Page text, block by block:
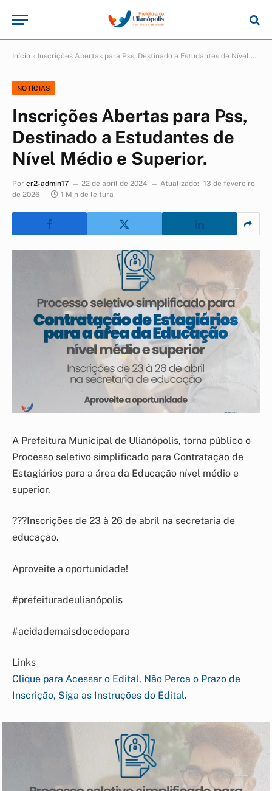
Início » Inscrições Abertas para Pss, Destinado a Estudantes de Nível Médio e Superior.
NOTÍCIAS
Inscrições Abertas para Pss,
Destinado a Estudantes de
Nível Médio e Superior.
Por cr2-admin17 22 de abril de 2024 Atualizado: 13 de fevereiro
de 2026
1 Min de leitura
A Prefeitura Municipal de Ulianópolis, torna público o
Processo seletivo simplificado para Contratação de
Estagiários para a área da Educação nível médio e
superior.
???Inscrições de 23 à 26 de abril na secretaria de
educação.
Aproveite a oportunidade!
#prefeituradeulianópolis
#acidademaisdocedopara
Links
Clique para Acessar o Edital, Não Perca o Prazo de
Inscrição, Siga as Instruções do Edital.